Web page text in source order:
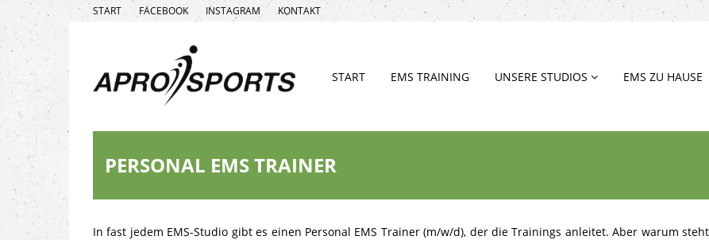
START FACEBOOK INSTAGRAM KONTAKT
START EMS TRAINING UNSERE STUDIOS EMS ZU HAUSE
PERSONAL EMS TRAINER
In fast jedem EMS-Studio gibt es einen Personal EMS Trainer (m/w/d), der die Trainings anleitet. Aber warum